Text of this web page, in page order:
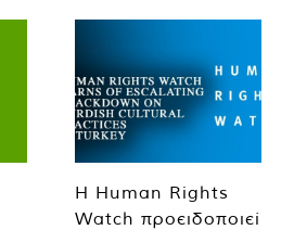
Η Human Rights
Watch προειδοποιεί